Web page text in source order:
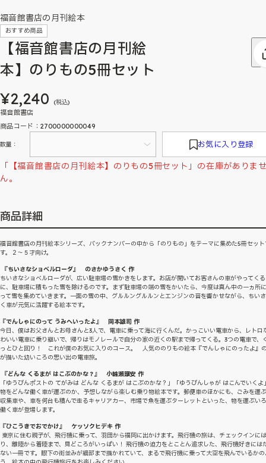
福音館書店の月刊絵本
おすすめ商品
【福音館書店の月刊絵
本】のりもの5冊セット
¥2,240 (税込)
福音館書店
商品コード：2700000000049
数量： お気に入り登録
「【福音館書店の月刊絵本】のりもの5冊セット」の在庫がありま
ん。
商品詳細
福音館書店の月刊絵本シリーズ、バックナンバーの中から「のりもの」をテーマに集めた5冊セット
す。２〜５才向け。
『ちいさなショベルローダ』 のさかゆうさく 作
ちいさなショベルローダが、広い駐車場の雪かきをします。お店が開いてお客さんの車がやってく
に、駐車場に積もった雪を除けるのです。まず駐車場の端の雪をかいたら、今度は真ん中の一ヵ所
って雪を集めていきます。一面の雪の中、グルルングルルンとエンジンの音を響かせながら、ちい
く車が元気に活躍する絵本です。
『でんしゃにのって うみへいったよ』 岡本雄司 作
今日、僕はお父さんとお母さんと3人で、電車に乗って海に行くんだ。かっこいい電車から、レトロ
わいい電車に乗り継いで、帰りはモノレールで自分の家の近くの駅まで帰ってくる。3つの電車で、
っとひと回り！ これが僕のお気に入りのコース。 人気ののりもの絵本『でんしゃにのったよ』
が描いた幼いころの思い出の電車旅。
『どんな くるまが はこぶのかな？』 小輪瀬護安 作
「ゆうびんポストの てがみは どんな くるまが はこぶのかな？」「ゆうびんしゃが はこんでいくよ
物をどんな働く車が運ぶのか、予想しながら楽しむ乗り物絵本です。郵便車のほかにも、ごみを運
収集車や、車を何台も積んで走るキャリアカー、市場で魚を運ぶターレットといった、物を運ぶい
働く車が登場します。
『ひこうきでおでかけ』 ケッソクヒデキ 作
東京に住む親子が、飛行機に乗って、羽田から福岡に出かけます。飛行機の旅は、チェックインに
り、離陸から着陸まで、見どころがいっぱい！ 飛行機の迫力をとことん追求した、飛行機好きには
ない一冊です。眼下の街並みが細部まで描かれていて、まるで飛行機に乗って大空を飛んでいるかの